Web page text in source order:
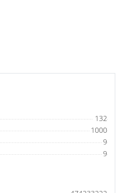
132
1000
9
9